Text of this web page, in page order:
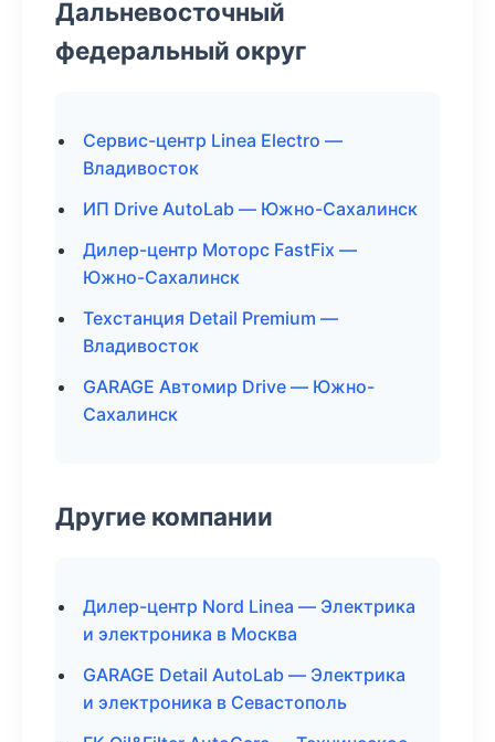
Дальневосточный
федеральный округ
Сервис-центр Linea Electro —
Владивосток
ИП Drive AutoLab — Южно-Сахалинск
Дилер-центр Моторс FastFix —
Южно-Сахалинск
Техстанция Detail Premium —
Владивосток
GARAGE Автомир Drive — Южно-
Сахалинск
Другие компании
Дилер-центр Nord Linea — Электрика
и электроника в Москва
GARAGE Detail AutoLab — Электрика
и электроника в Севастополь